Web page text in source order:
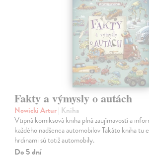
Fakty a výmysly o autách
Nowicki Artur| Kniha
Vtipná komiksová kniha plná zaujímavostí a
každého nadšenca automobilov Takáto kniha tu
hrdinami sú totiž automobily.
Do 5 dní